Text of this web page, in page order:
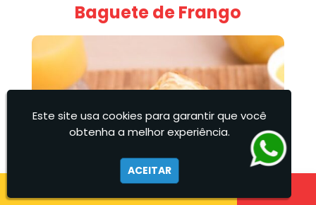
Baguete de Frango
Este site usa cookies para garantir que você
obtenha a melhor experiência.
ACEITAR